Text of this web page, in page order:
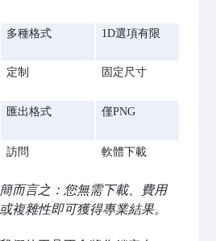
多種格式 1D選項有限
定制 固定尺寸
匯出格式 僅PNG
訪問 軟體下載
簡而言之：您無需下載、費用
或複雜性即可獲得專業結果。